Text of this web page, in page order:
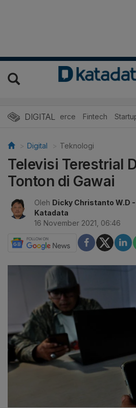
DIGITAL
E-commerce Fintech
Digital Teknologi
Televisi Terestrial
Tonton di Gawai
Oleh Dicky Christanto W.D
Katadata
16 November 2021, 06:46